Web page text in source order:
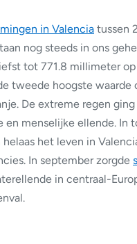
in Valencia tussen
nog steeds in ons
tot 771.8 millimeter
tweede hoogste waarde
De extreme regen
en menselijke ellende. In
helaas het leven in
In september zorgde
in centraal-